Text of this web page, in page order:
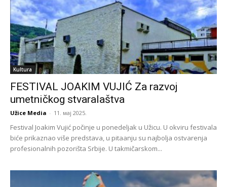
Kultura
FESTIVAL JOAKIM VUJIĆ Za razvoj
umetničkog stvaralaštva
Užice Media - 11. мај 2025.
Festival Joakim Vujić počinje u ponedeljak u Užicu. U okviru festivala
biće prikaznao više predstava, u pitaanju su najbolja ostvarenja
profesionalnih pozorišta Srbije. U takmičarskom...